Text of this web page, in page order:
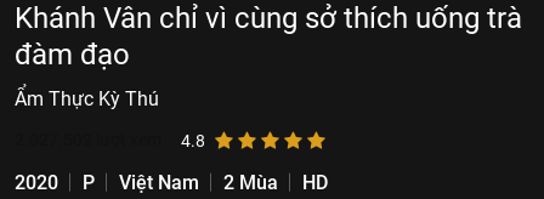
Khánh Vân chỉ vì cùng sở thích uống trà
đàm đạo
Ẩm Thực Kỳ Thú
4.8
2020 P Việt Nam 2 Mùa
HD